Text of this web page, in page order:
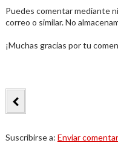
Puedes comentar mediante
correo o similar. No
¡Muchas gracias por tu
Suscribirse a: Enviar